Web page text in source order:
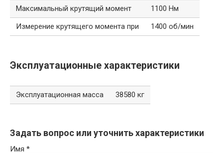
Максимальный крутящий момент
1100 Нм
Измерение крутящего момента при
1400 об/мин
Эксплуатационные характеристики
Эксплуатационная масса 38580 кг
Задать вопрос или уточнить характеристики
Имя *